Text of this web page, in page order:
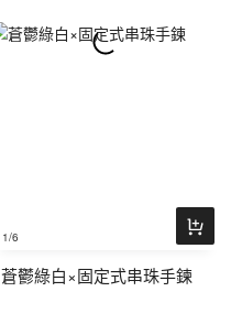
1/6
蒼鬱綠白×固定式串珠手鍊